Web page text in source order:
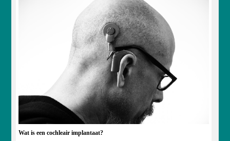
Wat is een cochleair implantaat?